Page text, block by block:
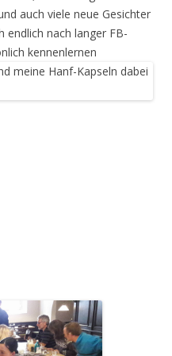
auch viele neue Gesichter
endlich nach langer FB-
kennenlernen